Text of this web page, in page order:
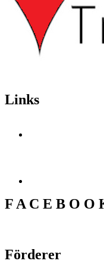
Links
F A C E B O O
Förderer